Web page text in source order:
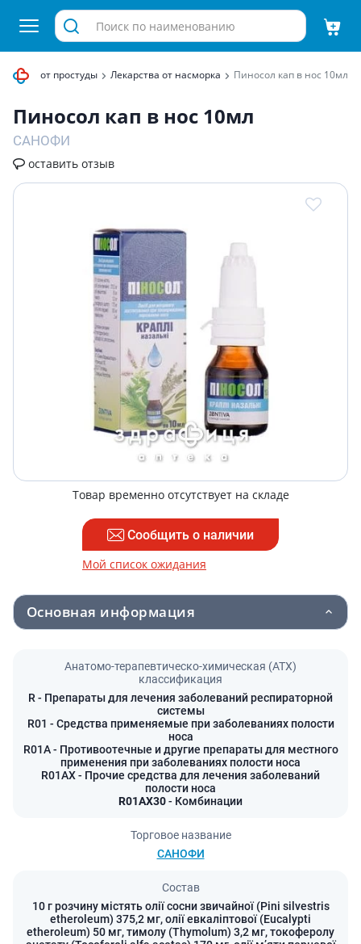
от простуды Лекарства от насморка Пиносол кап в нос 10мл
Пиносол кап в нос 10мл
САНОФИ
оставить отзыв
Товар временно отсутствует на складе
Сообщить о наличии
Мой список ожидания
Основная информация
Анатомо-терапевтическо-химическая (АТХ)
классификация
R - Препараты для лечения заболеваний респираторной
системы
R01 - Средства применяемые при заболеваниях полости
носа
R01A- Противоотечные и другие препараты для местного
применения при заболеваниях полости носа
R01AX- Прочие средства для лечения заболеваний
полости носа
R01AX30- Комбинации
Торговое название
САНОФИ
Состав
10 г розчину містять олії сосни звичайної (Pini silvestris
etheroleum) 375,2 мг, олії евкаліптової (Eucalypti
etheroleum) 50 мг, тимолу (Thymolum) 3,2 мг, токоферолу